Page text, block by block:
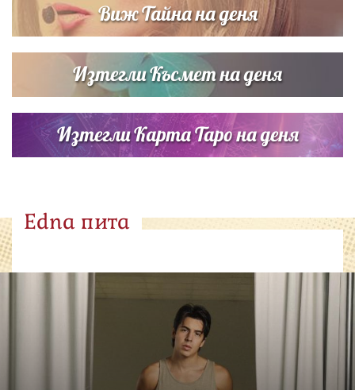
Виж Тайна на деня
Изтегли Късмет на деня
Изтегли Карта Таро на деня
Edna пита